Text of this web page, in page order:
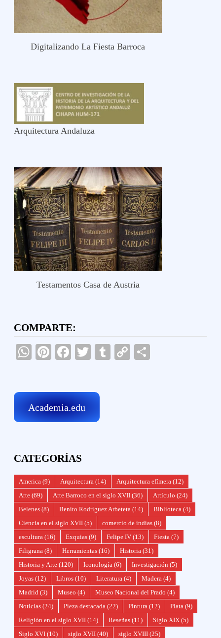
Digitalizando La Fiesta Barroca
Arquitectura Andaluza
Testamentos Casa de Austria
COMPARTE:
WhatsApp
Pinterest
Facebook
TwitterTumblr
Copy
Academia.edu
CATEGORÍAS
America (9) Arquitectura (14) Arquitectura efímera (12)
Arte (69) Arte Barroco en el siglo XVII (36) Artículo (24)
Belenes (8) Benito Rodríguez Arbeteta (14) Biblioteca (4)
Ciencia en el siglo XVII (5) comercio de indias (8)
escultura (16) Exquias (9) Felipe IV (13) Fiesta (7)
Filigrana (8) Herramientas (16) Historia (31)
Historia y Arte (120) Iconología (6) Investigación (5)
Joyas (12) Libros (10) Literatura (4) Madera (4)
Madrid (3) Museo (4) Museo Nacional del Prado (4)
Noticias (24) Pieza destacada (22) Pintura (12) Plata (9)
Religión en el siglo XVII (14) Reseñas (11) Siglo XIX (5)
Siglo XVI (10) siglo XVII (40) siglo XVIII (25)